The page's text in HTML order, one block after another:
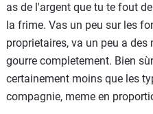
as de l'argent que tu te fout
la frime. Vas un peu sur les
proprietaires, va un peu a
gourre completement. Bien
certainement moins que les
compagnie, meme en